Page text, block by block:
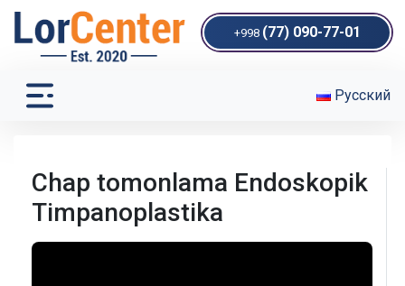
+998 (77) 090-77-01
Русский
Chap tomonlama Endoskopik
Timpanoplastika